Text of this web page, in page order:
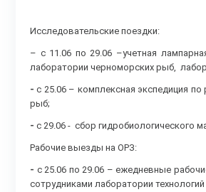
Исследовательские поездки:
– с 11.06 по 29.06 –учетная
лаборатории черноморских рыб,
-с 25.06 – комплексная экспедиция
рыб;
- с 29.06 - сбор гидробиологического
Рабочие выезды на ОРЗ:
- с 25.06 по 29.06 – ежедневные
сотрудниками лаборатории